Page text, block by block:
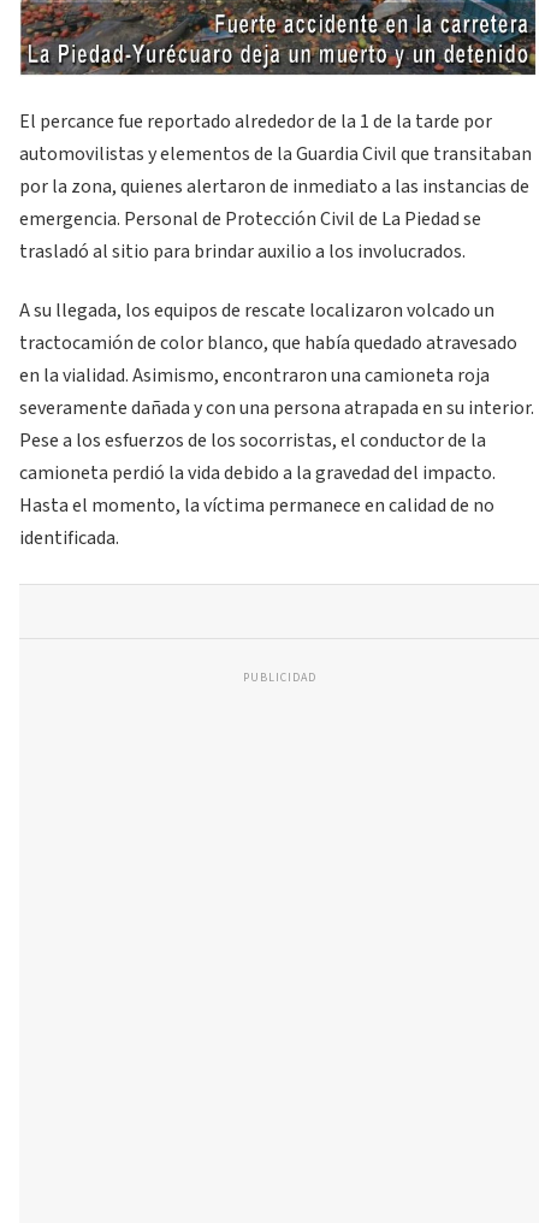
El percance fue reportado alrededor de la 1 de la tarde por
automovilistas y elementos de la Guardia Civil que transitaban
por la zona, quienes alertaron de inmediato a las instancias de
emergencia. Personal de Protección Civil de La Piedad se
trasladó al sitio para brindar auxilio a los involucrados.
A su llegada, los equipos de rescate localizaron volcado un
tractocamión de color blanco, que había quedado atravesado
en la vialidad. Asimismo, encontraron una camioneta roja
severamente dañada y con una persona atrapada en su interior.
Pese a los esfuerzos de los socorristas, el conductor de la
camioneta perdió la vida debido a la gravedad del impacto.
Hasta el momento, la víctima permanece en calidad de no
identificada.
PUBLICIDAD